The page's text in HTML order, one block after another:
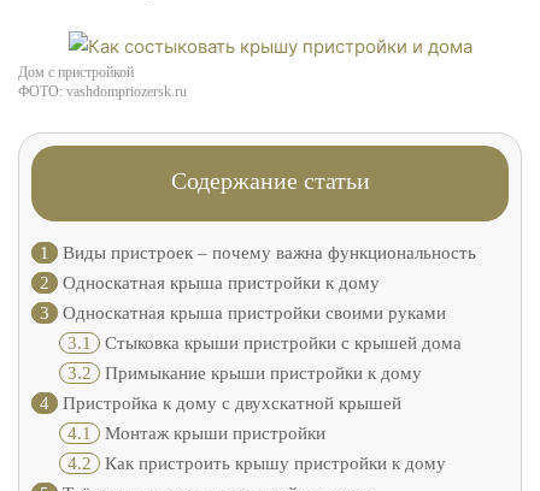
Дом с пристройкой
ФОТО: vashdompriozersk.ru
Содержание статьи
1
Виды пристроек – почему важна функциональность
2
Односкатная крыша пристройки к дому
3
Односкатная крыша пристройки своими руками
3.1 Стыковка крыши пристройки с крышей дома
3.2 Примыкание крыши пристройки к дому
4
Пристройка к дому с двухскатной крышей
4.1 Монтаж крыши пристройки
4.2 Как пристроить крышу пристройки к дому